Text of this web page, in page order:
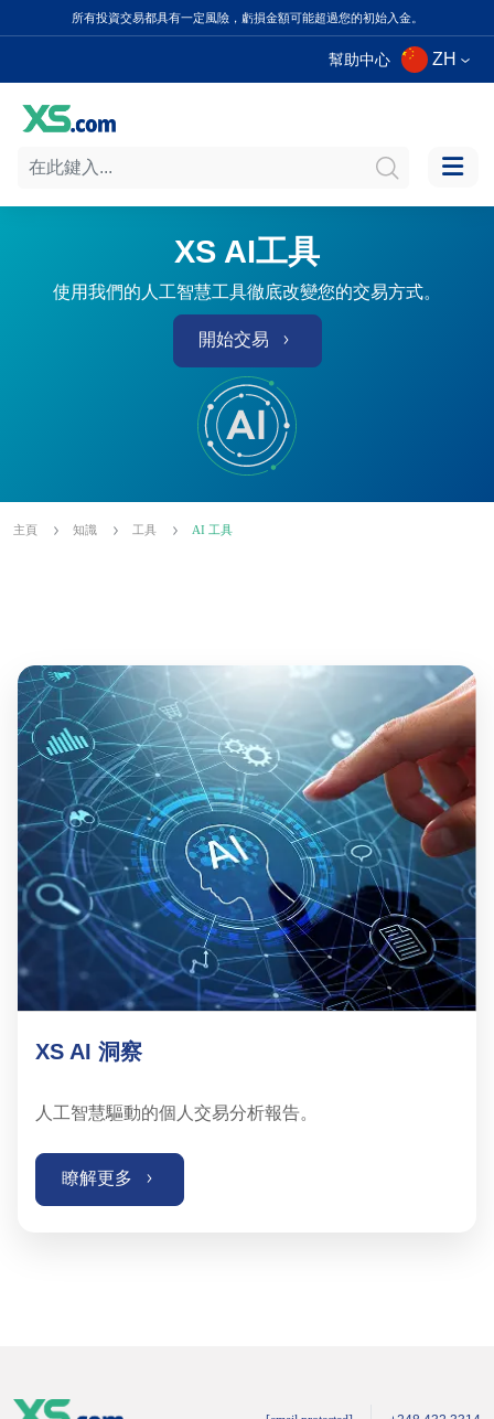
所有投資交易都具有一定風險，虧損金額可能超過您的初始入金。
幫助中心 ZH
XS AI工具
使用我們的人工智慧工具徹底改變您的交易方式。
開始交易
主頁 知識 工具 AI 工具
XS AI 洞察
人工智慧驅動的個人交易分析報告。
瞭解更多